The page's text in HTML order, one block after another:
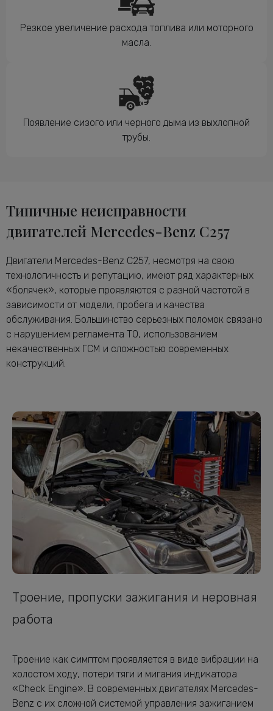
Резкое увеличение расхода топлива или моторного
масла.
Появление сизого или черного дыма из выхлопной
трубы.
Типичные неисправности
двигателей Mercedes-Benz C257
Двигатели Mercedes-Benz C257, несмотря на свою
технологичность и репутацию, имеют ряд характерных
«болячек», которые проявляются с разной частотой в
зависимости от модели, пробега и качества
обслуживания. Большинство серьезных поломок связано
с нарушением регламента ТО, использованием
некачественных ГСМ и сложностью современных
конструкций.
Троение, пропуски зажигания и неровная
работа
Троение как симптом проявляется в виде вибрации на
холостом ходу, потери тяги и мигания индикатора
«Check Engine». В современных двигателях Mercedes-
Benz с их сложной системой управления зажиганием